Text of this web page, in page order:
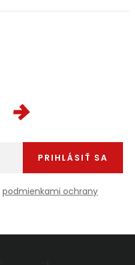
podmienkami ochrany
PRIHLÁSIŤ SA